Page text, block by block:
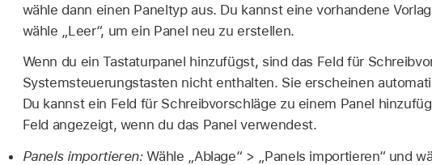
wähle dann einen Paneltyp aus. Du kannst eine vorhandene
wähle „Leer“, um ein Panel neu zu erstellen.
Wenn du ein Tastaturpanel hinzufügst, sind das Feld für
Systemsteuerungstasten nicht enthalten. Sie erscheinen
Du kannst ein Feld für Schreibvorschläge zu einem Panel
Feld angezeigt, wenn du das Panel verwendest.
Panels importieren:Wähle „Ablage“ > „Panels importieren“ und